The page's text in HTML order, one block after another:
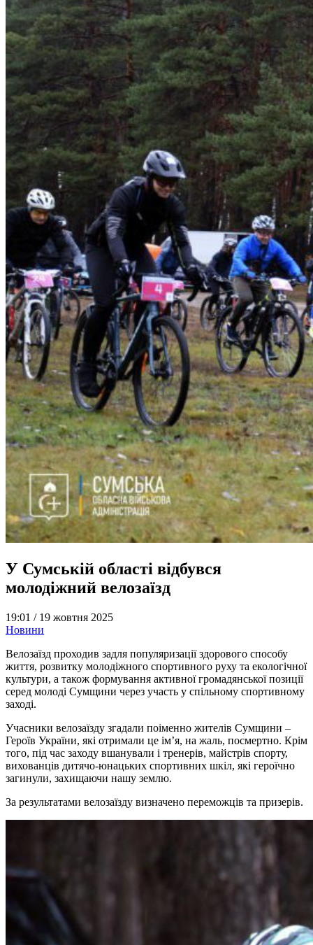
У Сумській області відбувся
молодіжний велозаїзд
19:01 / 19 жовтня 2025
Новини
Велозаїзд проходив задля популяризації здорового способу
життя, розвитку молодіжного спортивного руху та екологічної
культури, а також формування активної громадянської позиції
серед молоді Сумщини через участь у спільному спортивному
заході.
Учасники велозаїзду згадали поіменно жителів Сумщини –
Героїв України, які отримали це ім’я, на жаль, посмертно. Крім
того, під час заходу вшанували і тренерів, майстрів спорту,
вихованців дитячо-юнацьких спортивних шкіл, які героїчно
загинули, захищаючи нашу землю.
За результатами велозаїзду визначено переможців та призерів.